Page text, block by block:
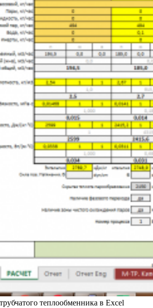
теплообменника в Excel